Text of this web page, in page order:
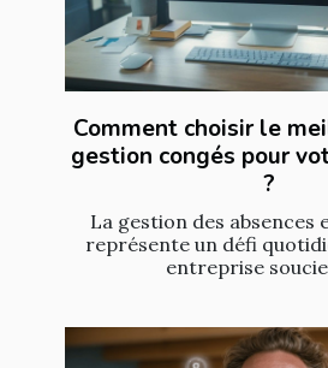
Comment choisir le
gestion congés pour
?
La gestion des absences
représente un défi
entreprise